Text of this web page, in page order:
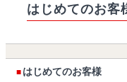
はじめてのお客
はじめてのお客様